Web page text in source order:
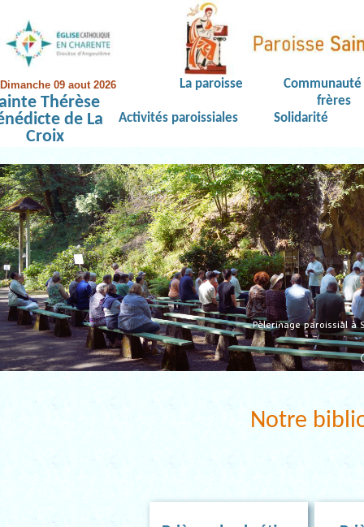
Dimanche 09 aout 2026
Thérèse
de La
Croix
La paroisse
Communauté
frères
Activités paroissiales
Solidarité
Pèlerinage paroissial
Notre